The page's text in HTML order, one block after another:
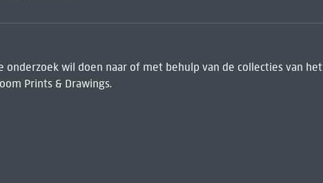
wil doen naar of met behulp van de collecties van het
Prints & Drawings.